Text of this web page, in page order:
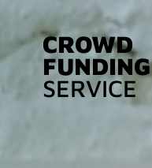
CROWD
FUNDING
SERVICE